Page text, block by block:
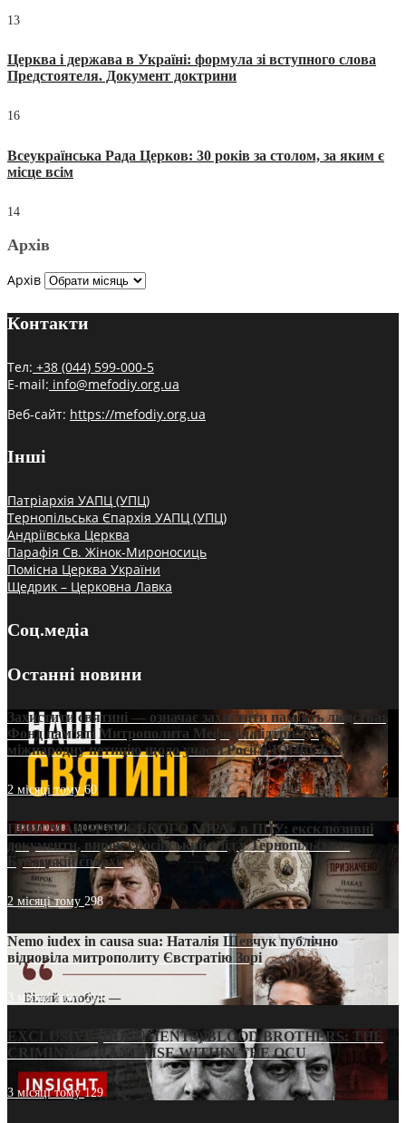
13
Церква і держава в Україні: формула зі вступного слова
Предстоятеля. Документ доктрини
16
Всеукраїнська Рада Церков: 30 років за столом, за яким є
місце всім
14
Архів
Архів
Контакти
Тел: +38 (044) 599-000-5
E-mail: info@mefodiy.org.ua
Веб-сайт: https://mefodiy.org.ua
Інші
Патріархія УАПЦ (УПЦ)
Тернопільська Єпархія УАПЦ (УПЦ)
Андріївська Церква
Парафія Св. Жінок-Мироносиць
Помісна Церква України
Щедрик – Церковна Лавка
Соц.медіа
Останні новини
Захистити святині — означає захистити пам’ять людства:
Фонд пам’яті Митрополита Мефодія підтримує
міжнародну петицію щодо участі Росії в ЮНЕСКО
2 місяці тому60
ПРИСМАК «РУССЬКОГО МІРА» в ПЦУ: ексклюзивні
документи, вирок і російський слід у Тернопільсько-
Бучацькій єпархії
2 місяці тому 298
Nemo iudex in causa sua: Наталія Шевчук публічно
відповіла митрополиту Євстратію Зорі
3 місяці тому214
EXCLUSIVE (DOCUMENTS)/BLOOD BROTHERS: THE
CRIMINAL FRANCHISE WITHIN THE OCU
3 місяці тому129